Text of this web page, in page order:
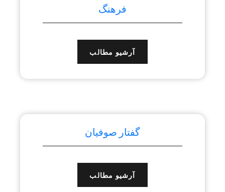
فرهنگ
آرشیو مطالب
گفتار صوفیان
آرشیو مطالب